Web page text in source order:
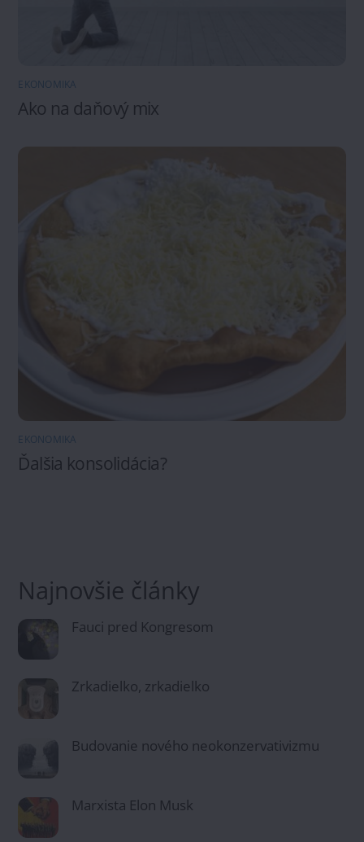
EKONOMIKA
Ako na daňový mix
EKONOMIKA
Ďalšia konsolidácia?
Najnovšie články
Fauci pred Kongresom
Zrkadielko, zrkadielko
Budovanie nového neokonzervativizmu
Marxista Elon Musk